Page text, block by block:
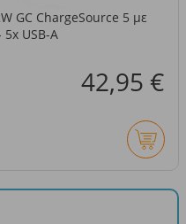
GC ChargeSource 5 με
USB-A
42,95 €